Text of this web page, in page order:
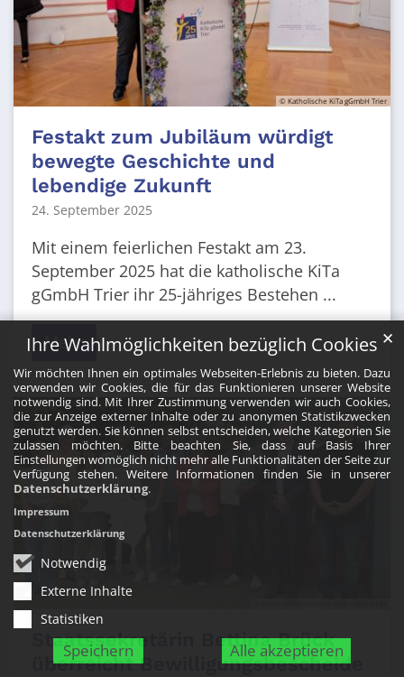
Ihre Wahlmöglichkeiten bezüglich Cookies
Wir möchten Ihnen ein optimales Webseiten-Erlebnis zu bieten. Dazu
verwenden wir Cookies, die für das Funktionieren unserer Website
notwendig sind. Mit Ihrer Zustimmung verwenden wir auch Cookies,
die zur Anzeige externer Inhalte oder zu anonymen Statistikzwecken
genutzt werden. Sie können selbst entscheiden, welche Kategorien Sie
zulassen möchten. Bitte beachten Sie, dass auf Basis Ihrer
Einstellungen womöglich nicht mehr alle Funktionalitäten der Seite zur
Verfügung stehen. Weitere Informationen finden Sie in unserer
Datenschutzerklärung.
Notwendig
Externe Inhalte
Statistiken
Speichern Alle akzeptieren
✕
Impressum
Datenschutzerklärung
© Katholische KiTa gGmbH Trier
Festakt zum Jubiläum würdigt
bewegte Geschichte und
lebendige Zukunft
24. September 2025
Mit einem feierlichen Festakt am 23.
September 2025 hat die katholische KiTa
gGmbH Trier ihr 25-jähriges Bestehen ...
Mehr
Staatssekretärin Bettina Brück
überreicht Bewilligungsbescheide